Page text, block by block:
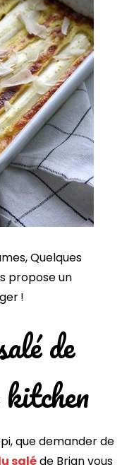
Quelques
propose un
!
de
que demander de
saléde Brian vous